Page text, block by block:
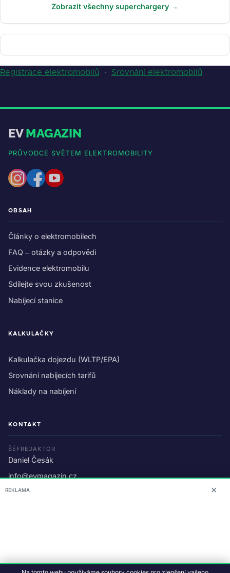
Zobrazit všechny superchargery →
Registrace elektromobilů · Srovnání elektromobilů
EVMAGAZIN
PRŮVODCE SVĚTEM ELEKTROMOBILITY
OBSAH
Články o elektromobilech
FAQ – otázky a odpovědi
Evidence elektromobilu
Sdílejte svou zkušenost
Nabíjecí stanice
KALKULAČKY
Kalkulačka dojezdu (WLTP/EPA)
Srovnání nabíjecích tarifů
Náklady na nabíjení
KONTAKT
ŠÉFREDAKTOR
Daniel Česák
info@evmagazin.cz
O nás
© 2026 EV Magazin.Podmínky a ochrana dat.
REKLAMA ✕